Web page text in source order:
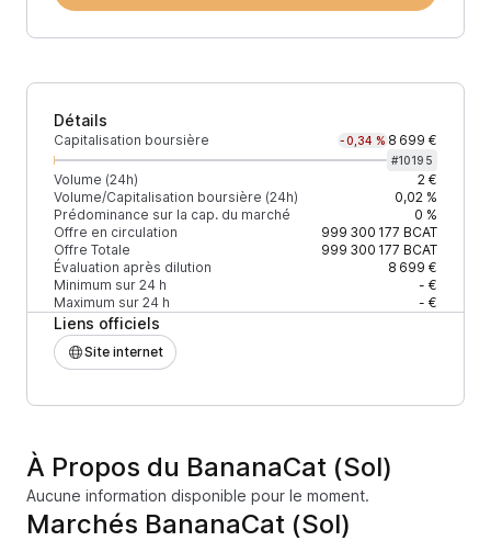
Détails
Capitalisation boursière -0,34 % 8 699 €
#10195
Volume (24h)
2 €
Volume/Capitalisation boursière (24h)
0,02 %
Prédominance sur la cap. du marché
0 %
Offre en circulation
999 300 177 BCAT
Offre Totale
999 300 177 BCAT
Évaluation après dilution
8 699 €
Minimum sur 24 h
- €
Maximum sur 24 h
- €
Liens officiels
Site internet
À Propos du BananaCat (Sol)
Aucune information disponible pour le moment.
Marchés BananaCat (Sol)